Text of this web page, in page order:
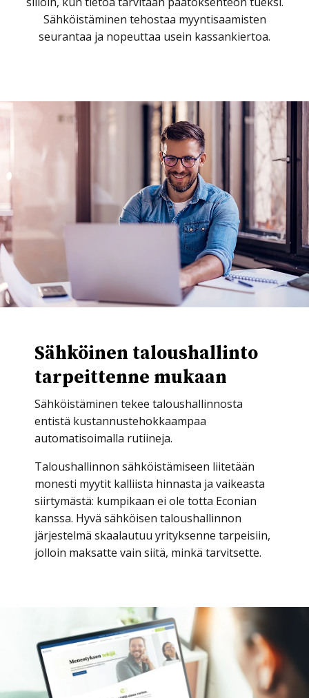
seurantaa ja nopeuttaa usein kassankiertoa.
tarpeittenne mukaan
Sähköistäminen tekee taloushallinnosta
automatisoimalla rutiineja.
Taloushallinnon sähköistämiseen liitetään
siirtymästä: kumpikaan ei ole totta Econian
kanssa. Hyvä sähköisen taloushallinnon
järjestelmä skaalautuu yrityksenne tarpeisiin,
jolloin maksatte vain siitä, minkä tarvitsette.